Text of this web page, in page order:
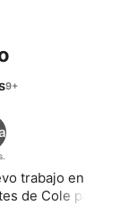
trabajo en
de Cole para